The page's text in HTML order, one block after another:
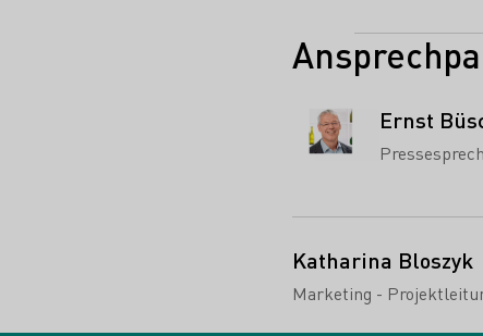
Ernst
Katharina Bloszyk
Marketing -